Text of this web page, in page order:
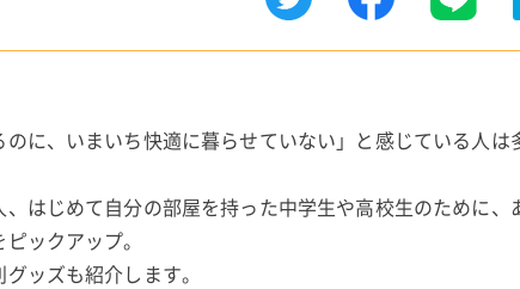
に、いまいち快適に暮らせていない」と感じている人は
はじめて自分の部屋を持った中学生や高校生のために、
ックアップ。
ッズも紹介します。